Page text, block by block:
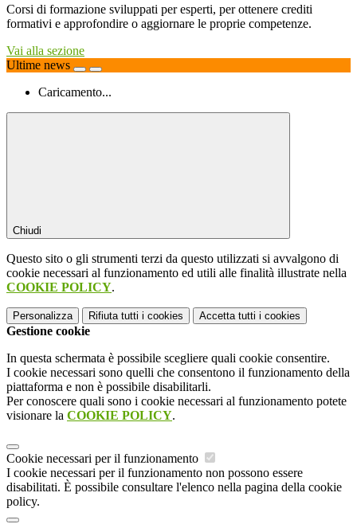
Corsi di formazione sviluppati per esperti, per ottenere crediti
formativi e approfondire o aggiornare le proprie competenze.
Vai alla sezione
Ultime news
Caricamento...
Chiudi
Questo sito o gli strumenti terzi da questo utilizzati si avvalgono di
cookie necessari al funzionamento ed utili alle finalità illustrate nella
COOKIE POLICY.
Personalizza Rifiuta tutti i cookies Accetta tutti i cookies
Gestione cookie
In questa schermata è possibile scegliere quali cookie consentire.
I cookie necessari sono quelli che consentono il funzionamento della
piattaforma e non è possibile disabilitarli.
Per conoscere quali sono i cookie necessari al funzionamento potete
visionare la COOKIE POLICY.
Cookie necessari per il funzionamento
I cookie necessari per il funzionamento non possono essere
disabilitati. È possibile consultare l'elenco nella pagina della cookie
policy.